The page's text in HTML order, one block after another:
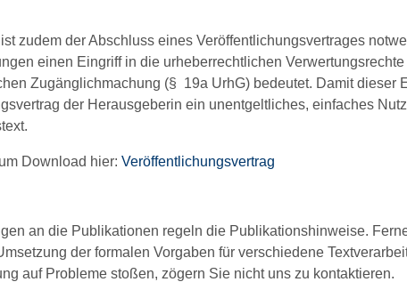
zudem der Abschluss eines Veröffentlichungsvertrages
einen Eingriff in die urheberrechtlichen
Zugänglichmachung (§ 19a UrhG) bedeutet. Damit dieser
der Herausgeberin ein unentgeltliches, einfaches
Download hier: Veröffentlichungsvertrag
an die Publikationen regeln die Publikationshinweise.
der formalen Vorgaben für verschiedene
auf Probleme stoßen, zögern Sie nicht uns zu kontaktieren.